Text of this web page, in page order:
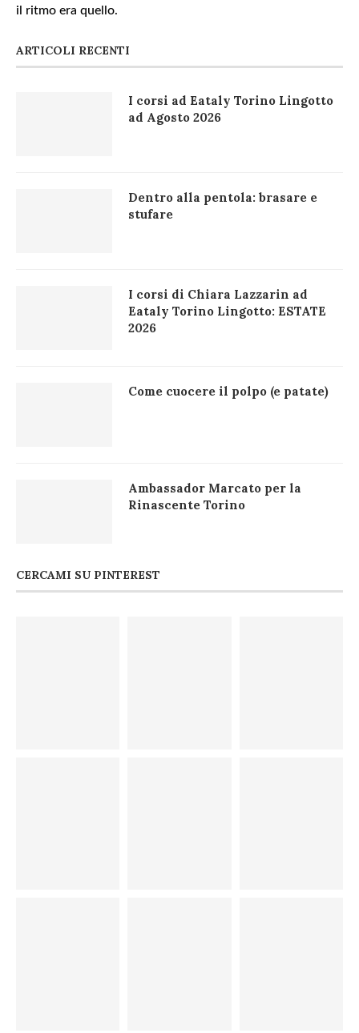
il ritmo era quello.
ARTICOLI RECENTI
I corsi ad Eataly Torino Lingotto
ad Agosto 2026
Dentro alla pentola: brasare e
stufare
I corsi di Chiara Lazzarin ad
Eataly Torino Lingotto: ESTATE
2026
Come cuocere il polpo (e patate)
Ambassador Marcato per la
Rinascente Torino
CERCAMI SU PINTEREST